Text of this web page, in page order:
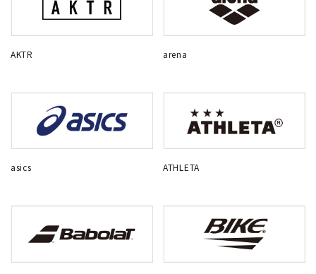
AKTR arena
asics ATHLETA